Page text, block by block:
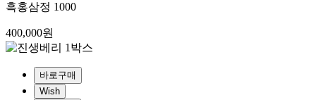
흑홍삼정 1000
400,000원
바로구매
Wish